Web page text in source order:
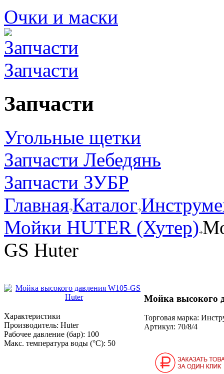
Очки и маски
Запчасти
Запчасти
Угольные щетки
Запчасти Лебедянь
Запчасти ЗУБР
ГлавнаяКаталог
Мойки HUTER (Хутер)
GS Huter
Характеристики
Производитель: Huter
Рабочее давление (бар): 100
Макс. температура воды (°С): 50
Мойка высокого
Торговая марка:
Артикул: 70/8/4